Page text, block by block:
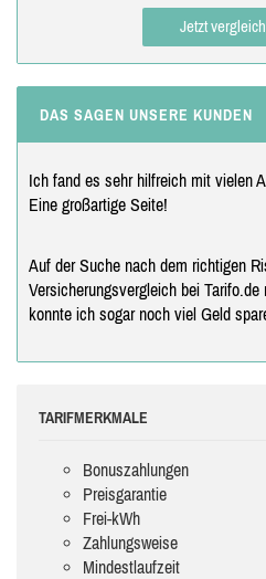
Jetzt
DAS SAGEN UNSERE KUNDEN
Ich fand es sehr hilfreich mit vielen
Eine großartige Seite!
Auf der Suche nach dem richtigen
Versicherungsvergleich bei
konnte ich sogar noch viel Geld
TARIFMERKMALE
Bonuszahlungen
Preisgarantie
Frei-kWh
Zahlungsweise
Mindestlaufzeit